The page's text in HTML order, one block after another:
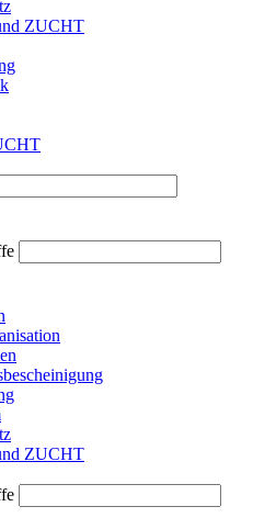
ZUCHT
ZUCHT